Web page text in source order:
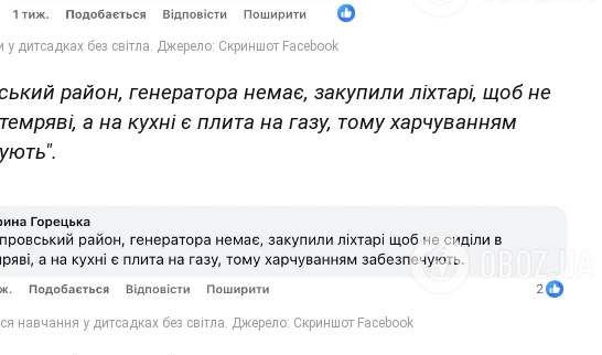
район, генератора немає, закупили ліхтарі, щоб не
а на кухні є плита на газу, тому харчуванням